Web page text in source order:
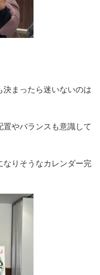
まったら迷いないのは
やバランスも意識して
なりそうなカレンダー完